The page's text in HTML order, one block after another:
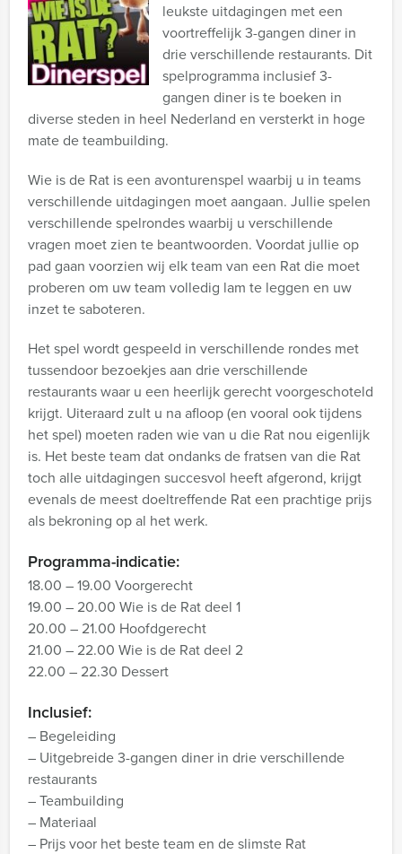
leukste uitdagingen met een
voortreffelijk 3-gangen diner in
drie verschillende restaurants. Dit
spelprogramma inclusief 3-
gangen diner is te boeken in
diverse steden in heel Nederland en versterkt in hoge
mate de teambuilding.
Wie is de Rat is een avonturenspel waarbij u in teams
verschillende uitdagingen moet aangaan. Jullie spelen
verschillende spelrondes waarbij u verschillende
vragen moet zien te beantwoorden. Voordat jullie op
pad gaan voorzien wij elk team van een Rat die moet
proberen om uw team volledig lam te leggen en uw
inzet te saboteren.
Het spel wordt gespeeld in verschillende rondes met
tussendoor bezoekjes aan drie verschillende
restaurants waar u een heerlijk gerecht voorgeschoteld
krijgt. Uiteraard zult u na afloop (en vooral ook tijdens
het spel) moeten raden wie van u die Rat nou eigenlijk
is. Het beste team dat ondanks de fratsen van die Rat
toch alle uitdagingen succesvol heeft afgerond, krijgt
evenals de meest doeltreffende Rat een prachtige prijs
als bekroning op al het werk.
Programma-indicatie:
18.00 – 19.00 Voorgerecht
19.00 – 20.00 Wie is de Rat deel 1
20.00 – 21.00 Hoofdgerecht
21.00 – 22.00 Wie is de Rat deel 2
22.00 – 22.30 Dessert
Inclusief:
– Begeleiding
– Uitgebreide 3-gangen diner in drie verschillende
restaurants
– Teambuilding
– Materiaal
– Prijs voor het beste team en de slimste Rat